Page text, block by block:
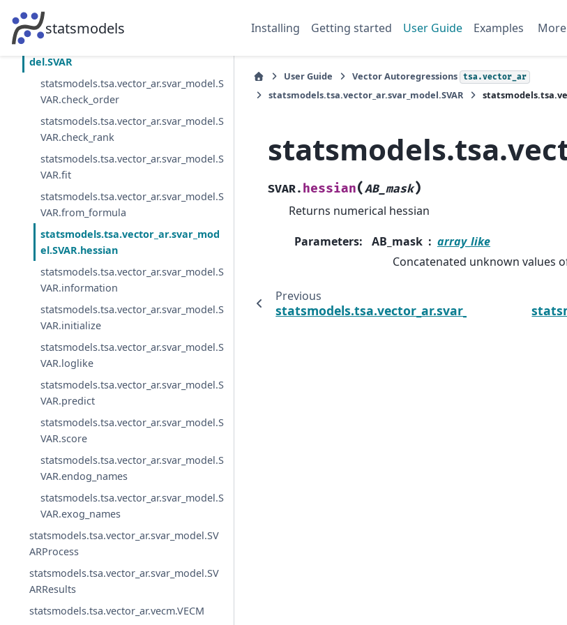
statsmodels Installing Getting started User Guide Examples More
statsmodels.tsa.vector_ar.var_model.FEV
D
del.SVAR
statsmodels.tsa.vector_ar.svar_model.S
VAR.check_order
statsmodels.tsa.vector_ar.svar_model.S
VAR.check_rank
statsmodels.tsa.vector_ar.svar_model.S
VAR.fit
statsmodels.tsa.vector_ar.svar_model.S
VAR.from_formula
statsmodels.tsa.vector_ar.svar_mod
el.SVAR.hessian
statsmodels.tsa.vector_ar.svar_model.S
VAR.information
statsmodels.tsa.vector_ar.svar_model.S
VAR.initialize
statsmodels.tsa.vector_ar.svar_model.S
VAR.loglike
statsmodels.tsa.vector_ar.svar_model.S
VAR.predict
statsmodels.tsa.vector_ar.svar_model.S
VAR.score
statsmodels.tsa.vector_ar.svar_model.S
VAR.endog_names
statsmodels.tsa.vector_ar.svar_model.S
VAR.exog_names
statsmodels.tsa.vector_ar.svar_model.SV
ARProcess
statsmodels.tsa.vector_ar.svar_model.SV
ARResults
statsmodels.tsa.vector_ar.vecm.VECM
User Guide Vector Autoregressions tsa.vector_ar
statsmodels.tsa.vector_ar.svar_model.SVAR
SVAR. hessian(AB_mask)
Returns numerical hessian
Parameters: AB_mask
array_like
Concatenated unknown values
Previous